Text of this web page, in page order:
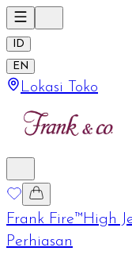
ID
EN
Lokasi Toko
Frank Fire™High
Perhiasan